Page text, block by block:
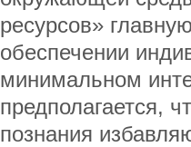
ресурсов»
обеспечении
минимальном
предполагается,
познания